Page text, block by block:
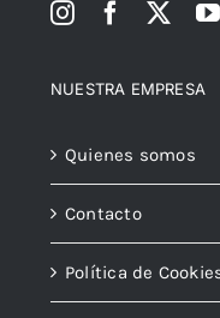
NUESTRA EMPRESA
Quienes somos
Contacto
Política de